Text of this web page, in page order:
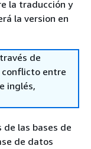
la traducción y
la version en
de
conflicto entre
inglés,
las bases de
de datos